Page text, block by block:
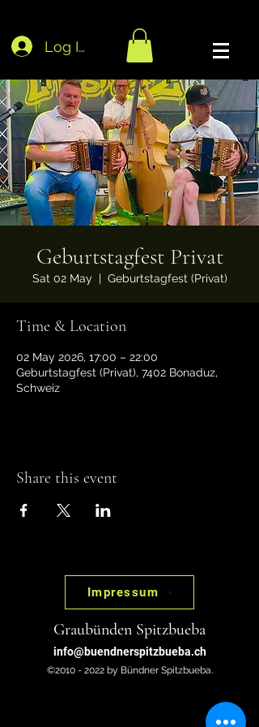
Log In
Geburtstagfest Privat
Sat 02 May
  |
Geburtstagfest (Privat)
Time & Location
02 May 2026, 17:00 – 22:00
Geburtstagfest (Privat), 7402 Bonaduz,
Schweiz
Share this event
Impressum
Graubünden Spitzbueba
info@buendnerspitzbueba.ch
©2010 - 2022 by Bündner Spitzbueba.